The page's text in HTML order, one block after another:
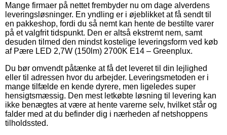
Mange firmaer på nettet frembyder nu om dage alverdens
leveringsløsninger. En yndling er i øjeblikket at få sendt til
en pakkeshop, fordi du så nemt kan hente de bestilte varer
på et valgfrit tidspunkt. Den er altså ekstremt nem, samt
desuden tilmed den mindst kostelige leveringsform ved køb
af Pære LED 2,7W (150lm) 2700K E14 – Greenplux.
Du bør omvendt påtænke at få det leveret til din lejlighed
eller til adressen hvor du arbejder. Leveringsmetoden er i
mange tilfælde en kende dyrere, men ligeledes super
hensigtsmæssig. Den mest letkøbte løsning til levering kan
ikke benægtes at være at hente varerne selv, hvilket står og
falder med at du befinder dig i nærheden af netshoppens
tilholdssted.